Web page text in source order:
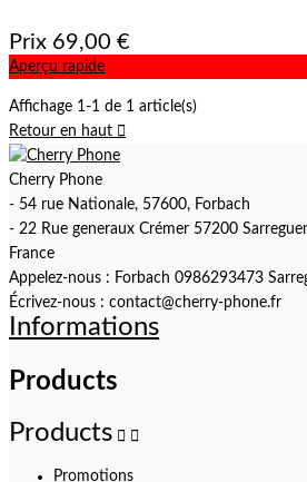
Prix 69,00 €
Aperçu rapide
Affichage 1-1 de 1 article(s)
Retour en haut 
Cherry Phone
- 54 rue Nationale, 57600, Forbach
- 22 Rue generaux Crémer 57200
France
Appelez-nous : Forbach 0986293473
Écrivez-nous : contact@cherry-phone.fr
Informations
Products
Products  
Promotions